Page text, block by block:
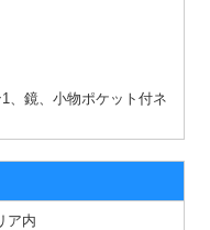
、鏡、小物ポケット付ネ
ア内